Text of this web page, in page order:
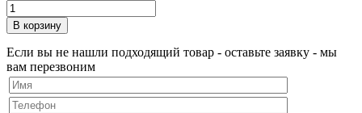
Если вы не нашли подходящий товар - оставьте заявку - мы
вам перезвоним